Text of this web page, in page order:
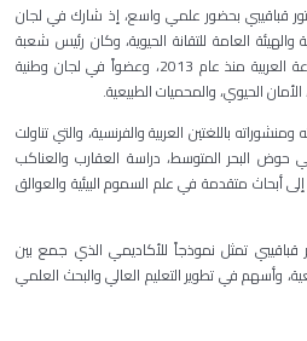
قباقيبي بحضور علمي واسع، إذ شارك في لجان
العامة للتقانة الحيوية، وكان رئيس شعبة
البيئة والتنوع الحيوي في هيئة الموسوعة العربية منذ عام 2013، وعضواً في لجان وطنية
الحيوي، والمحميات الطبيعية.
باللغتين العربية والفرنسية، والتي تناولت
حوض البحر المتوسط، دراسة العقارب والعناكب
أبحاث متقدمة في علم السموم البيئية والعوالق
قباقيبي تمثل نموذجاً للأكاديمي الذي جمع بين
وأسهم في تطوير التعليم العالي والبحث العلمي